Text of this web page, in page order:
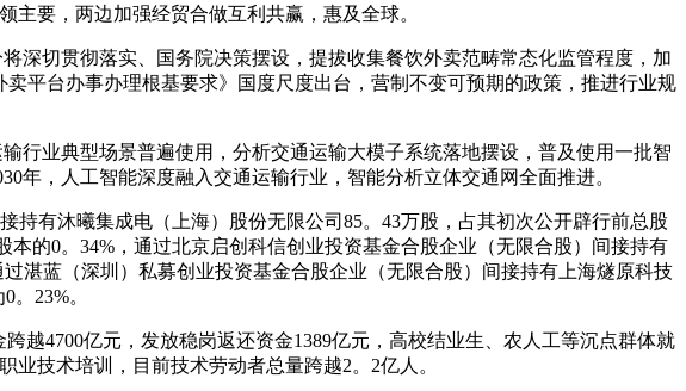
要，两边加强经贸合做互利共赢，惠及全球。
切贯彻落实、国务院决策摆设，提拔收集餐饮外卖范畴常态化监管程度，加
平台办事办理根基要求》国度尺度出台，营制不变可预期的政策，推进行业规
业典型场景普遍使用，分析交通运输大模子系统落地摆设，普及使用一批智
年，人工智能深度融入交通运输行业，智能分析立体交通网全面推进。
有沐曦集成电（上海）股份无限公司85。43万股，占其初次公开辟行前总股
的0。34%，通过北京启创科信创业投资基金合股企业（无限合股）间接持有
湛蓝（深圳）私募创业投资基金合股企业（无限合股）间接持有上海燧原科技
。23%。
4700亿元，发放稳岗返还资金1389亿元，高校结业生、农人工等沉点群体就
技术培训，目前技术劳动者总量跨越2。2亿人。